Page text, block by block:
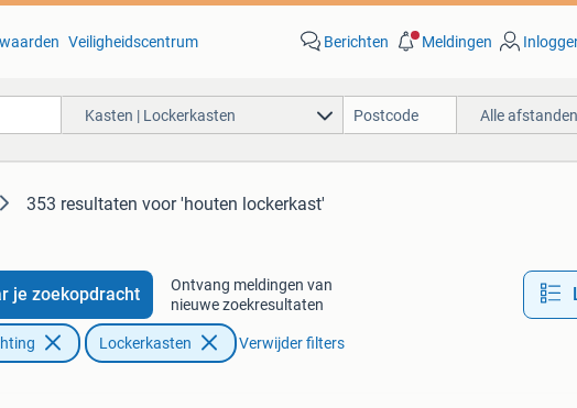
Veiligheidscentrum Berichten Meldingen
Kasten | Lockerkasten Alle
353 resultaten voor 'houten lockerkast'
je zoekopdracht
Ontvang meldingen van
nieuwe zoekresultaten
Lockerkasten Verwijder filters